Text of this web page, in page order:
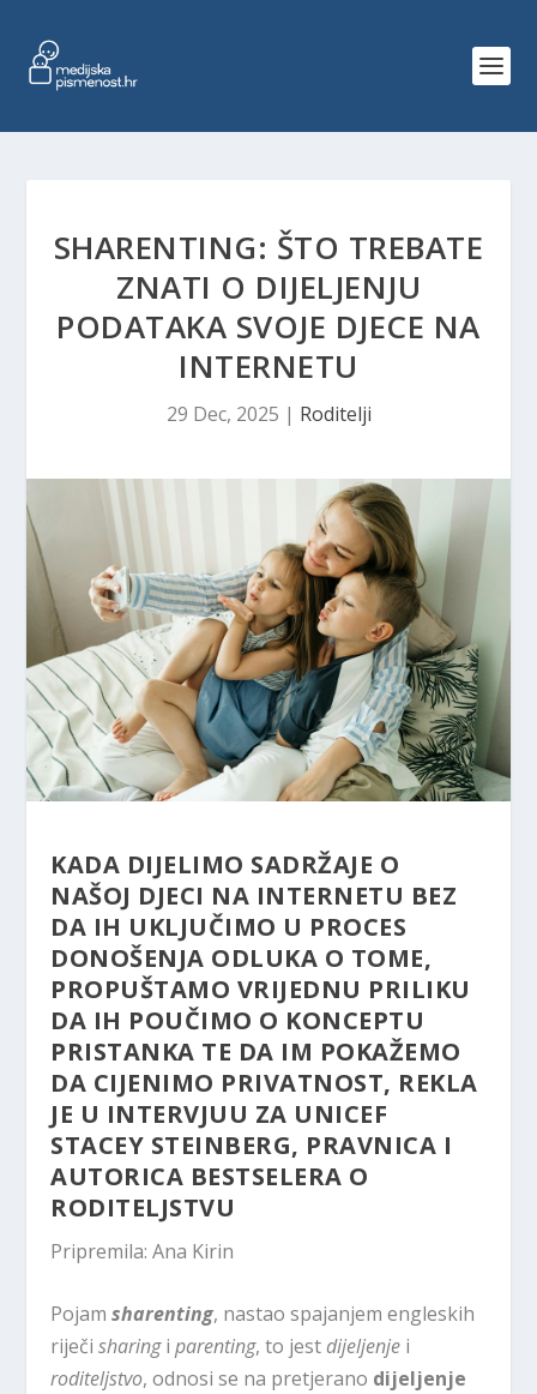
SHARENTING: ŠTO TREBATE
ZNATI O DIJELJENJU
PODATAKA SVOJE DJECE NA
INTERNETU
29 Dec, 2025 | Roditelji
KADA DIJELIMO SADRŽAJE O
NAŠOJ DJECI NA INTERNETU BEZ
DA IH UKLJUČIMO U PROCES
DONOŠENJA ODLUKA O TOME,
PROPUŠTAMO VRIJEDNU PRILIKU
DA IH POUČIMO O KONCEPTU
PRISTANKA TE DA IM POKAŽEMO
DA CIJENIMO PRIVATNOST, REKLA
JE U INTERVJUU ZA UNICEF
STACEY STEINBERG, PRAVNICA I
AUTORICA BESTSELERA O
RODITELJSTVU
Pripremila: Ana Kirin
Pojamsharenting, nastao spajanjem engleskih
riječi sharingi parenting, to jest dijeljenje i
roditeljstvo, odnosi se na pretjerano dijeljenje